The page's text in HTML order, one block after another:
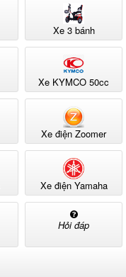
Xe 3 bánh
Xe KYMCO 50cc
Xe điện Zoomer
Xe điện Yamaha
Hỏi đáp